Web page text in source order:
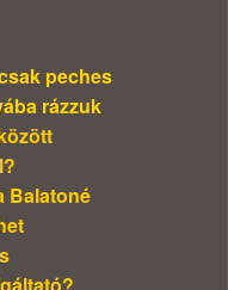
peches
rázzuk
Balatoné